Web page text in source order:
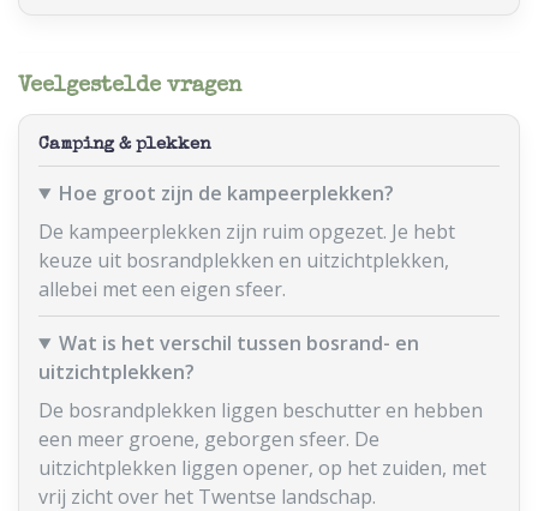
Veelgestelde vragen
Camping & plekken
Hoe groot zijn de kampeerplekken?
De kampeerplekken zijn ruim opgezet. Je hebt
keuze uit bosrandplekken en uitzichtplekken,
allebei met een eigen sfeer.
Wat is het verschil tussen bosrand- en
uitzichtplekken?
De bosrandplekken liggen beschutter en hebben
een meer groene, geborgen sfeer. De
uitzichtplekken liggen opener, op het zuiden, met
vrij zicht over het Twentse landschap.